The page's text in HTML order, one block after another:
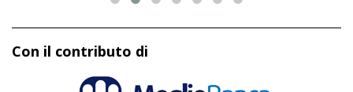
Con il contributo di